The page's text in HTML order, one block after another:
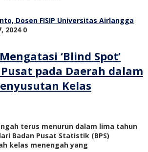
2024 0
‘Blind Spot’
pada Daerah dalam
Kelas
terus menurun dalam lima tahun
Badan Pusat Statistik (BPS)
kelas menengah yang